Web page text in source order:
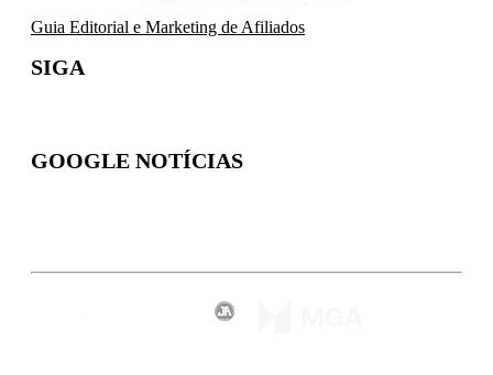
Guia Editorial e Marketing de Afiliados
SIGA
GOOGLE NOTÍCIAS